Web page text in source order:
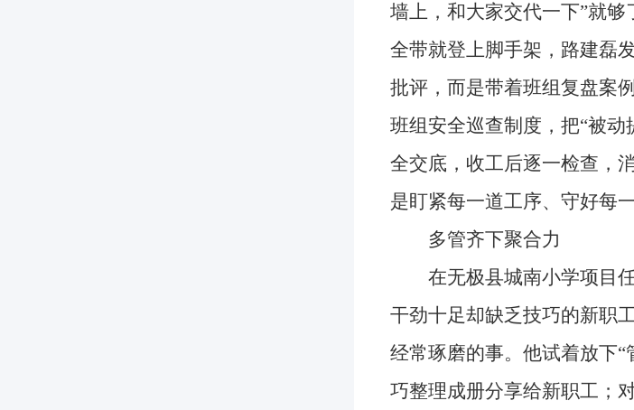
墙上，和大家交代一下”就
全带就登上脚手架，路建磊
批评，而是带着班组复盘案
班组安全巡查制度，把“被
全交底，收工后逐一检查，
是盯紧每一道工序、守好每
多管齐下聚合力
在无极县城南小学项目任
干劲十足却缺乏技巧的新职
经常琢磨的事。他试着放下
巧整理成册分享给新职工；